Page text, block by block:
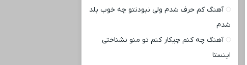
آهنگ کم حرف شدم ولی نبودنتو چه خوب بلد
شدم
آهنگ چه کنم چیکار کنم تو منو نشناختی
اینستا